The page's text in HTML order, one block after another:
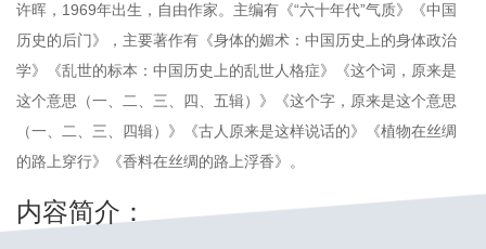
许晖，1969年出生，自由作家。主编有《“六十年代”气质》《中国
历史的后门》，主要著作有《身体的媚术：中国历史上的身体政治
学》《乱世的标本：中国历史上的乱世人格症》《这个词，原来是
这个意思（一、二、三、四、五辑）》《这个字，原来是这个意思
（一、二、三、四辑）》《古人原来是这样说话的》《植物在丝绸
的路上穿行》《香料在丝绸的路上浮香》。
内容简介：